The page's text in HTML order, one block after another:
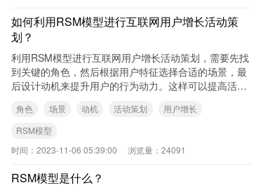
如何利用RSM模型进行互联网用户增长活动策
划？
利用RSM模型进行互联网用户增长活动策划，需要先找
到关键的角色，然后根据用户特征选择合适的场景，最
后设计动机来提升用户的行为动力。这样可以提高活动
角色 场景 动机 活动策划
用户增长
RSM模型
时间： 2023-11-06 05:39:00 浏览量： 24091
RSM模型是什么？